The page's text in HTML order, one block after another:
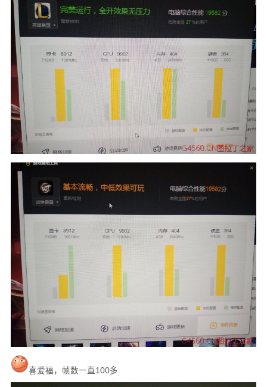
喜爱福，帧数一直100多